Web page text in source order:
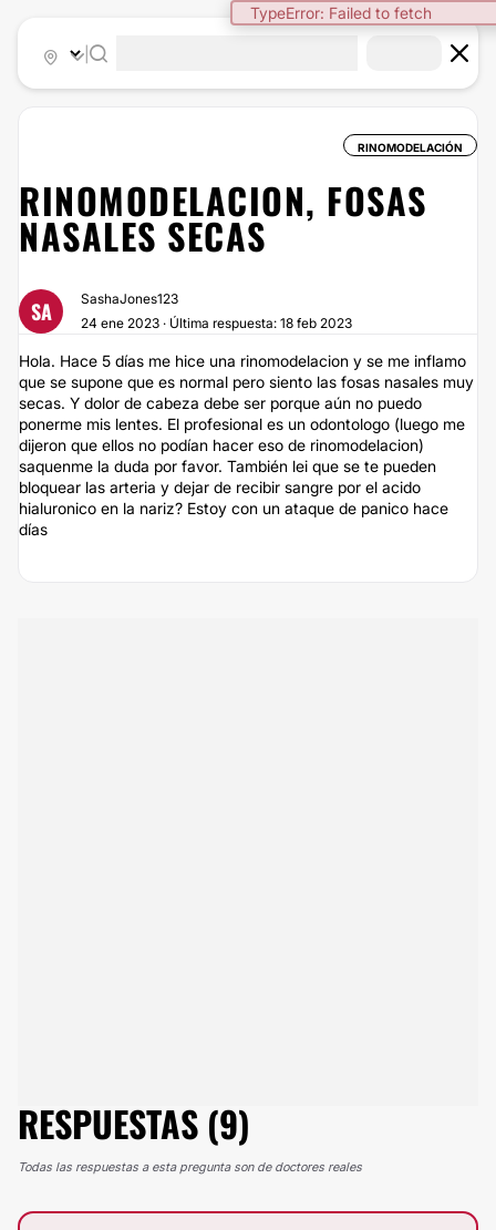
TypeError: Failed to fetch
RINOMODELACIÓN
RINOMODELACION, FOSAS
NASALES SECAS
SA
SashaJones123
24 ene 2023 · Última respuesta: 18 feb 2023
Hola. Hace 5 días me hice una rinomodelacion y se me inflamo
que se supone que es normal pero siento las fosas nasales muy
secas. Y dolor de cabeza debe ser porque aún no puedo
ponerme mis lentes. El profesional es un odontologo (luego me
dijeron que ellos no podían hacer eso de rinomodelacion)
saquenme la duda por favor. También lei que se te pueden
bloquear las arteria y dejar de recibir sangre por el acido
hialuronico en la nariz? Estoy con un ataque de panico hace
días
RESPUESTAS (9)
Todas las respuestas a esta pregunta son de doctores reales